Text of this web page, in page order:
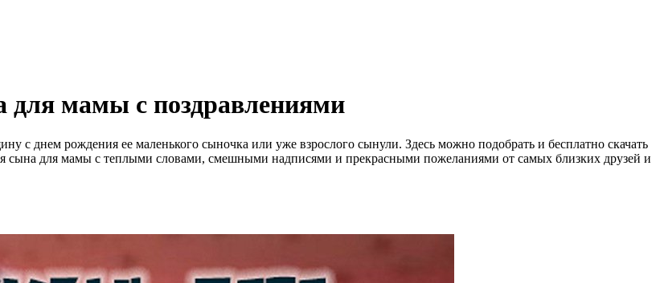
для мамы с поздравлениями
с днем рождения ее маленького сыночка или уже взрослого сынули. Здесь можно подобрать и бесплатно скачать
сына для мамы с теплыми словами, смешными надписями и прекрасными пожеланиями от самых близких друзей и